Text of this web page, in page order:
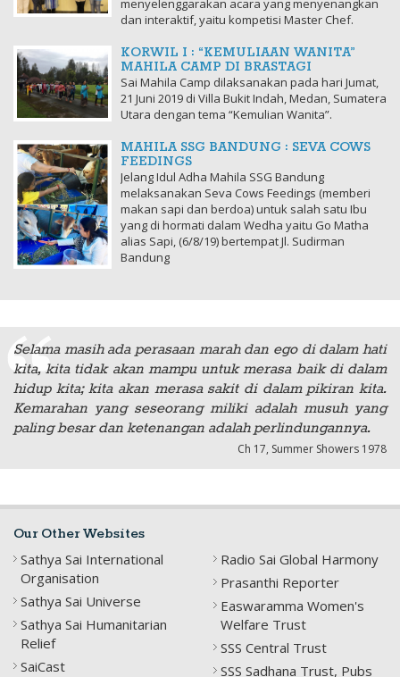
menyelenggarakan acara yang menyenangkan
dan interaktif, yaitu kompetisi Master Chef.
KORWIL I : “KEMULIAAN WANITA”
MAHILA CAMP DI BRASTAGI
Sai Mahila Camp dilaksanakan pada hari Jumat,
21 Juni 2019 di Villa Bukit Indah, Medan, Sumatera
Utara dengan tema “Kemulian Wanita”.
MAHILA SSG BANDUNG : SEVA COWS
FEEDINGS
Jelang Idul Adha Mahila SSG Bandung
melaksanakan Seva Cows Feedings (memberi
makan sapi dan berdoa) untuk salah satu Ibu
yang di hormati dalam Wedha yaitu Go Matha
alias Sapi, (6/8/19) bertempat Jl. Sudirman
Bandung
Selama masih ada perasaan marah dan ego di dalam hati
kita, kita tidak akan mampu untuk merasa baik di dalam
hidup kita; kita akan merasa sakit di dalam pikiran kita.
Kemarahan yang seseorang miliki adalah musuh yang
paling besar dan ketenangan adalah perlindungannya.
Ch 17, Summer Showers 1978
Our Other Websites
Sathya Sai International
Organisation
Sathya Sai Universe
Sathya Sai Humanitarian
Relief
SaiCast
Radio Sai Global Harmony
Prasanthi Reporter
Easwaramma Women's
Welfare Trust
SSS Central Trust
SSS Sadhana Trust, Pubs